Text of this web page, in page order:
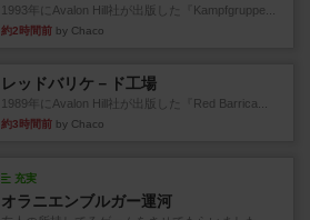
1993年にAvalon Hill社が出版した『Kampfgruppe...
約2時間前 by Chaco
レッドバリケ－ド工場
1989年にAvalon Hill社が出版した『Red Barrica...
約3時間前 by Chaco
充実
オラニエンブルガー運河